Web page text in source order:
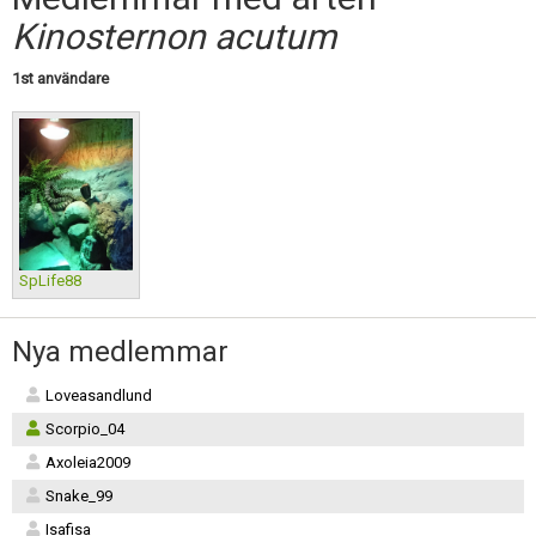
Kinosternon acutum
1st användare
SpLife88
Nya medlemmar
Loveasandlund
Scorpio_04
Axoleia2009
Snake_99
Isafisa